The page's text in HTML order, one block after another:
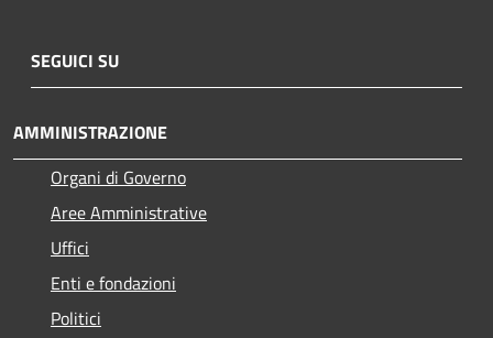
SEGUICI SU
AMMINISTRAZIONE
Organi di Governo
Aree Amministrative
Uffici
Enti e fondazioni
Politici